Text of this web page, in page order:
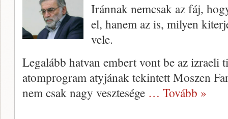
Iránnak nemcsak az fáj,
el, hanem az is, milyen
vele.
Legalább hatvan embert vont be az izraeli
atomprogram atyjának tekintett Moszen
nem csak nagy vesztesége … Tovább »